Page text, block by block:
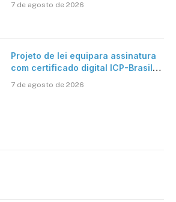
7 de agosto de 2026
Projeto de lei equipara assinatura
com certificado digital ICP-Brasil
cartório
7 de agosto de 2026